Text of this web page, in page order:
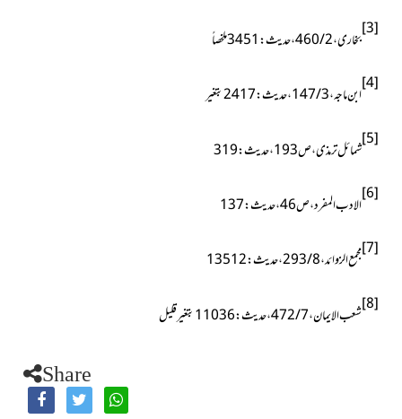
[3] بخاری ، 2 / 460 ، حدیث : 3451 ملخصاً
[4] ابن ماجہ ، 3 / 147 ، حديث : 2417 بتغير
[5] شمائل ترمذی ، ص193 ، حدیث : 319
[6] الادب المفرد ، ص46 ، حدیث : 137
[7] مجمع الزوائد ، 8 / 293 ، حدیث : 13512
[8] شعب الایمان ، 7 / 472 ، حدیث : 11036بتغیر قلیل
Share